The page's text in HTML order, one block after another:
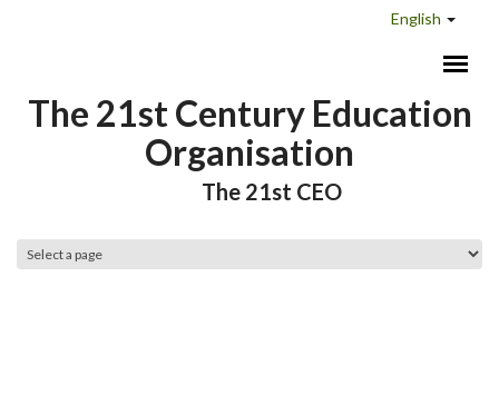
English
The 21st Century Education
Organisation
The 21st CEO